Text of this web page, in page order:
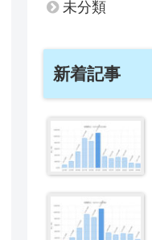
未分類
新着記事